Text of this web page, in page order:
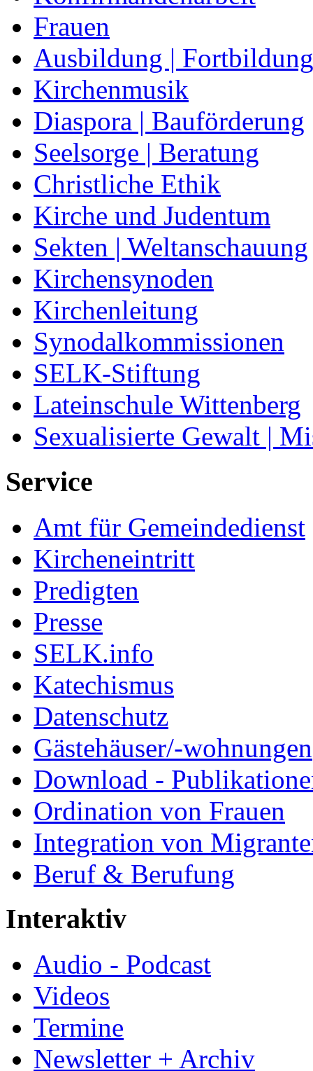
Frauen
Ausbildung | Fortbildung
Kirchenmusik
Diaspora | Bauförderung
Seelsorge | Beratung
Christliche Ethik
Kirche und Judentum
Sekten | Weltanschauung
Kirchensynoden
Kirchenleitung
Synodalkommissionen
SELK-Stiftung
Lateinschule Wittenberg
Sexualisierte Gewalt |
Service
Amt für Gemeindedienst
Kircheneintritt
Predigten
Presse
SELK.info
Katechismus
Datenschutz
Gästehäuser/-wohnungen
Download -
Ordination von Frauen
Integration von
Beruf & Berufung
Interaktiv
Audio - Podcast
Videos
Termine
Newsletter + Archiv